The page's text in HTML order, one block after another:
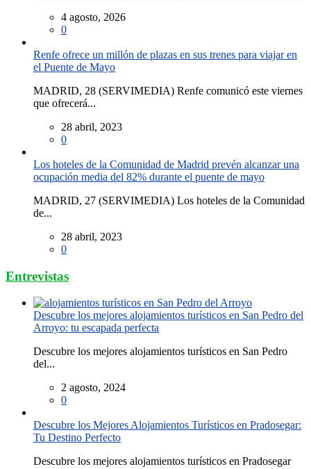
4 agosto, 2026
0
Renfe ofrece un millón de plazas en sus trenes para viajar en
el Puente de Mayo
MADRID, 28 (SERVIMEDIA) Renfe comunicó este viernes
que ofrecerá...
28 abril, 2023
0
Los hoteles de la Comunidad de Madrid prevén alcanzar una
ocupación media del 82% durante el puente de mayo
MADRID, 27 (SERVIMEDIA) Los hoteles de la Comunidad
de...
28 abril, 2023
0
Entrevistas
Descubre los mejores alojamientos turísticos en San Pedro del
Arroyo: tu escapada perfecta
Descubre los mejores alojamientos turísticos en San Pedro
del...
2 agosto, 2024
0
Descubre los Mejores Alojamientos Turísticos en Pradosegar:
Tu Destino Perfecto
Descubre los mejores alojamientos turísticos en Pradosegar